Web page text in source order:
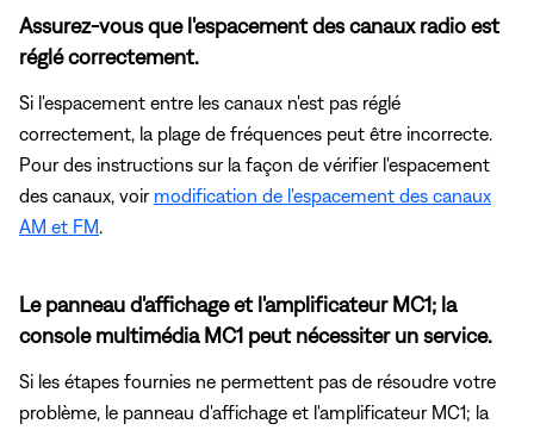
Assurez-vous que l'espacement des canaux radio est
réglé correctement.
Si l'espacement entre les canaux n'est pas réglé
correctement, la plage de fréquences peut être incorrecte.
Pour des instructions sur la façon de vérifier l'espacement
des canaux, voir modification de l'espacement des canaux
AM et FM
Le panneau d'affichage et l'amplificateur MC1; la
console multimédia MC1 peut nécessiter un service.
Si les étapes fournies ne permettent pas de résoudre votre
problème, le panneau d'affichage et l'amplificateur MC1; la